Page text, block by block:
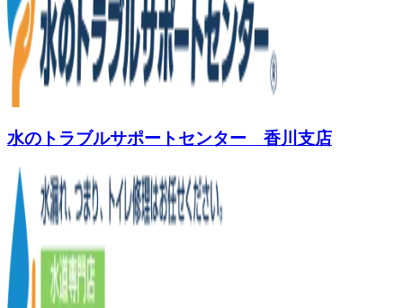
水のトラブルサポートセンター 香川支店